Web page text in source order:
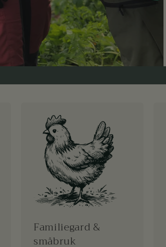
Familiegard &
småbruk